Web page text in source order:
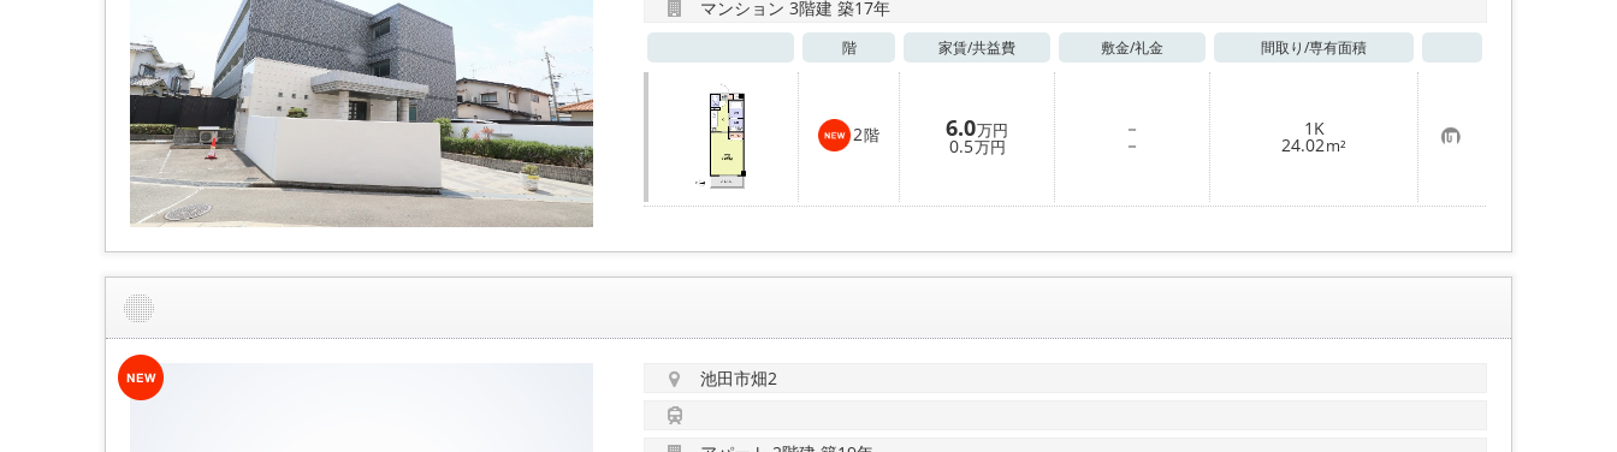
マンション 3階建 築17年
階 家賃/共益費 敷金/礼金 間取り/専有面積
2階 6.0万円
0.5万円
－
－
1K
24.02m² お
気
に
入
り
池田市畑2